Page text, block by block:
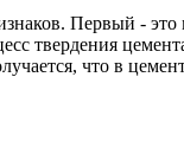
Первый -
твердения
что в